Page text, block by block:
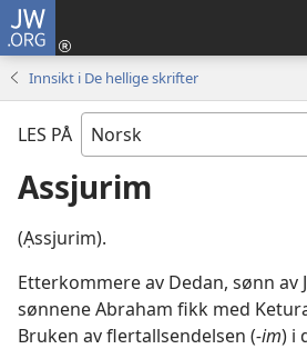
JW.ORG
Innsikt i De hellige skrifter
LES PÅ
Assjurim
(Ạssjurim).
Etterkommere av Dedan, sønn av
sønnene Abraham fikk med
Bruken av flertallsendelsen (-im) i